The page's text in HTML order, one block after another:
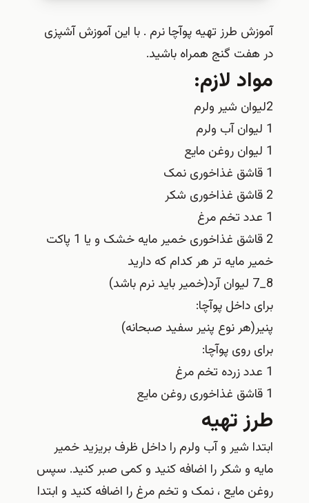
آموزش طرز تهیه پوآچا نرم . با این آموزش آشپزی
در هفت گنج همراه باشید.
مواد لازم:
2لیوان شیر ولرم
1 لیوان آب ولرم
1 لیوان روغن مایع
1 قاشق غذاخوری نمک
2 قاشق غذاخوری شکر
1 عدد تخم مرغ
2 قاشق غذاخوری خمیر مایه خشک و یا 1 پاکت
خمیر مایه تر هر کدام که دارید
8_7 لیوان آرد(خمیر باید نرم باشد)
برای داخل پوآچا:
پنیر(هر نوع پنیر سفید صبحانه)
برای روی پوآچا:
1 عدد زرده تخم مرغ
1 قاشق غذاخوری روغن مایع
طرز تهیه
ابتدا شیر و آب ولرم را داخل ظرف بریزید خمیر
مایه و شکر را اضافه کنید و کمی صبر کنید. سپس
روغن مایع ، نمک و تخم مرغ را اضافه کنید و ابتدا